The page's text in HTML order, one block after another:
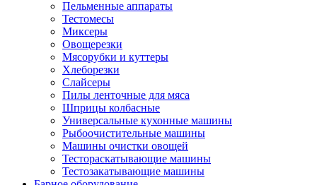
Пельменные аппараты
Тестомесы
Миксеры
Овощерезки
Мясорубки и куттеры
Хлеборезки
Слайсеры
Пилы ленточные для мяса
Шприцы колбасные
Универсальные кухонные машины
Рыбоочистительные машины
Машины очистки овощей
Тестораскатывающие машины
Тестозакатывающие машины